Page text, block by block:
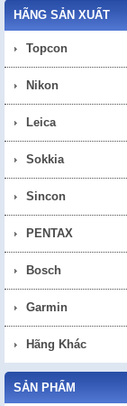
HÃNG SẢN XUẤT
Topcon
Nikon
Leica
Sokkia
Sincon
PENTAX
Bosch
Garmin
Hãng Khác
SẢN PHẨM